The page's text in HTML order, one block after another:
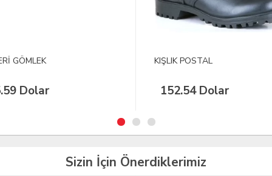
POSTAL
Dolar
KIŞLIK ASKER ÇORABI
3.00 Dolar
Sizin İçin Önerdiklerimiz